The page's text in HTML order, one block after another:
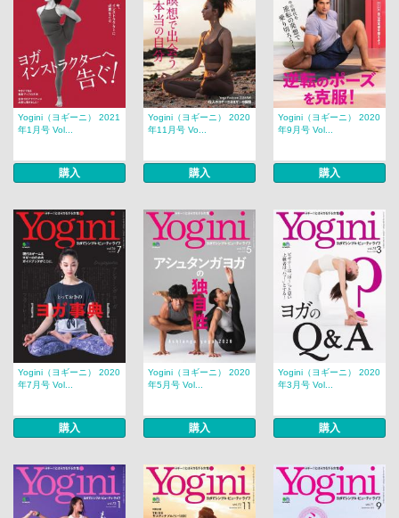
Yogini（ヨギーニ） 2021
年1月号 Vol...
購入
Yogini（ヨギーニ） 2020
年11月号 Vo...
購入
Yogini（ヨギーニ） 2020
年9月号 Vol...
購入
Yogini（ヨギーニ） 2020
年7月号 Vol...
購入
Yogini（ヨギーニ） 2020
年5月号 Vol...
購入
Yogini（ヨギーニ） 2020
年3月号 Vol...
購入